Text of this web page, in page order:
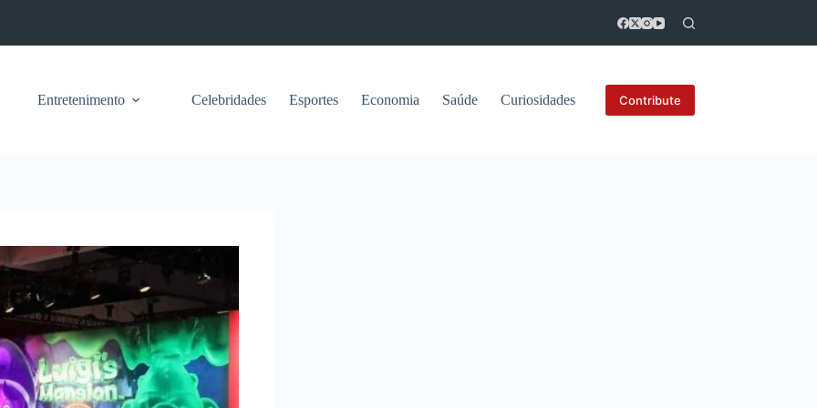
Entretenimento Celebridades Esportes Economia Saúde Curiosidades Contribute